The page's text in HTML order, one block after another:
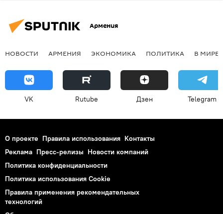
Армения
НОВОСТИ АРМЕНИЯ ЭКОНОМИКА ПОЛИТИКА В МИРЕ
VK Rutube Дзен Telegram
О проекте Правила использования Контакты
Реклама Пресс-релизы Новости компаний
Политика конфиденциальности
Политика использования Cookie
Правила применения рекомендательных
технологий